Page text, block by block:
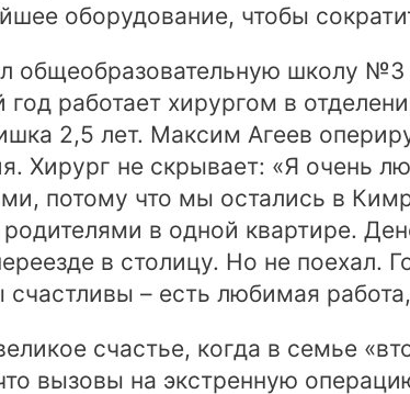
оборудование, чтобы
общеобразовательную школу
работает хирургом в
2,5 лет. Максим Агеев
Хирург не скрывает: «Я очень
потому что мы остались в
в одной квартире.
в столицу. Но не поехал.
– есть любимая
счастье, когда в семье
вызовы на экстренную